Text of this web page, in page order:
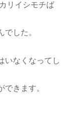
リイシモチば
した。
いなくなってし
きます。